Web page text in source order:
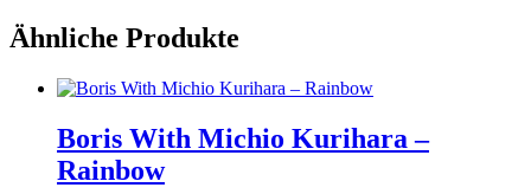
Ähnliche Produkte
Boris With Michio Kurihara ‎–
Rainbow